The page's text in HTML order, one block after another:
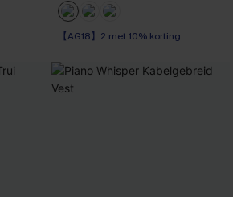
【AG18】2 met 10% korting